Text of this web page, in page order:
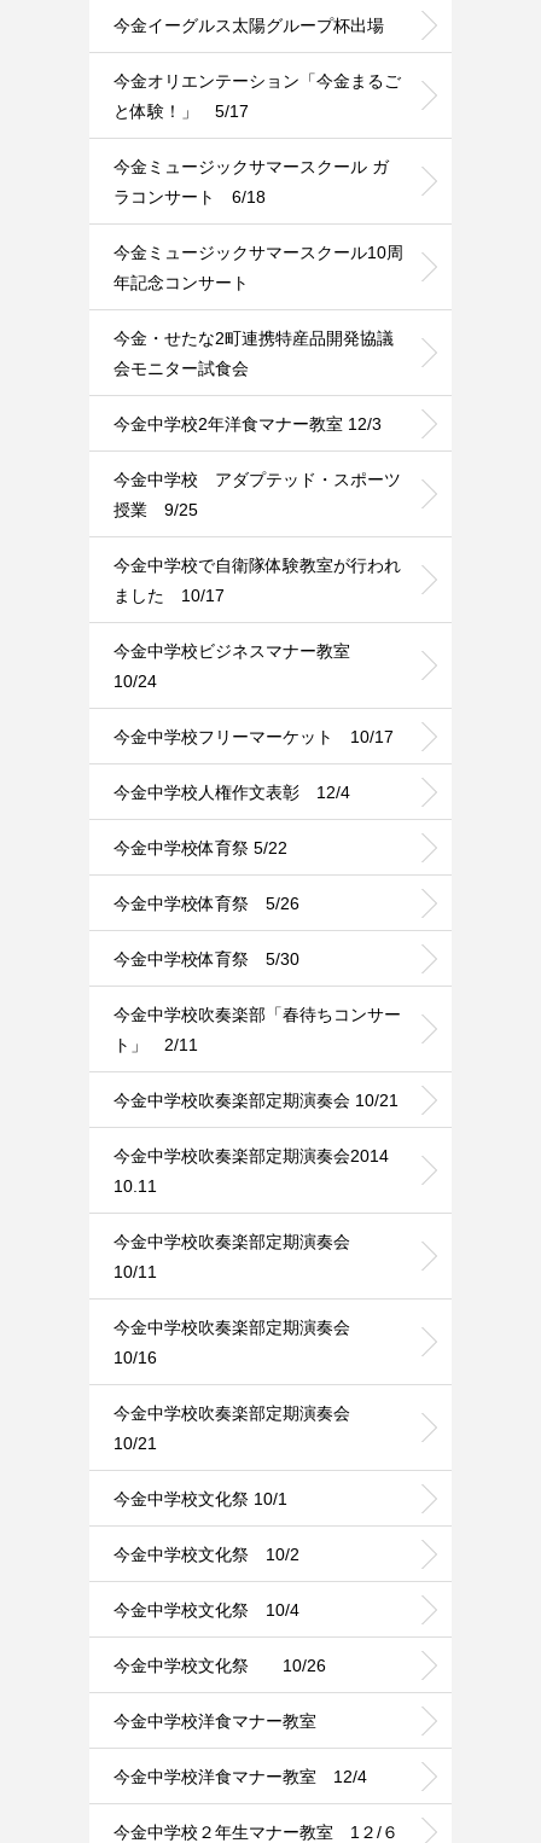
今金イーグルス太陽グループ杯出場
今金オリエンテーション「今金まるご
と体験！」 5/17
今金ミュージックサマースクール ガ
ラコンサート 6/18
今金ミュージックサマースクール10周
年記念コンサート
今金・せたな2町連携特産品開発協議
会モニター試食会
今金中学校2年洋食マナー教室 12/3
今金中学校 アダプテッド・スポーツ
授業 9/25
今金中学校で自衛隊体験教室が行われ
ました 10/17
今金中学校ビジネスマナー教室
10/24
今金中学校フリーマーケット 10/17
今金中学校人権作文表彰 12/4
今金中学校体育祭 5/22
今金中学校体育祭 5/26
今金中学校体育祭 5/30
今金中学校吹奏楽部「春待ちコンサー
ト」 2/11
今金中学校吹奏楽部定期演奏会 10/21
今金中学校吹奏楽部定期演奏会2014
10.11
今金中学校吹奏楽部定期演奏会
10/11
今金中学校吹奏楽部定期演奏会
10/16
今金中学校吹奏楽部定期演奏会
10/21
今金中学校文化祭 10/1
今金中学校文化祭 10/2
今金中学校文化祭 10/4
今金中学校文化祭 10/26
今金中学校洋食マナー教室
今金中学校洋食マナー教室 12/4
今金中学校２年生マナー教室 1２/６